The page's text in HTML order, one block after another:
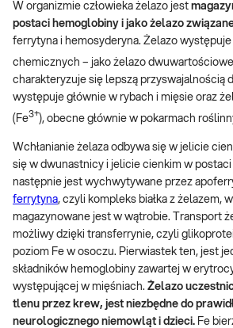
W organizmie człowieka żelazo jest
postaci hemoglobiny i jako żelazo
ferrytyna i hemosyderyna. Żelazo
chemicznych – jako żelazo
charakteryzuje się lepszą przyswajalnością
występuje głównie w rybach i mięsie oraz
(Fe3+), obecne głównie w pokarmach
Wchłanianie żelaza odbywa się w jelicie
się w dwunastnicy i jelicie cienkim w
następnie jest wychwytywane przez
ferrytyna, czyli kompleks białka z żelazem,
magazynowane jest w wątrobie. Transport
możliwy dzięki transferrynie, czyli
poziom Fe w osoczu. Pierwiastek ten, jest
składników hemoglobiny zawartej w
występującej w mięśniach. Żelazo
tlenu przez krew, jest niezbędne do
neurologicznego niemowląt i dzieci. Fe